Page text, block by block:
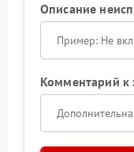
Описание
Комментарий к